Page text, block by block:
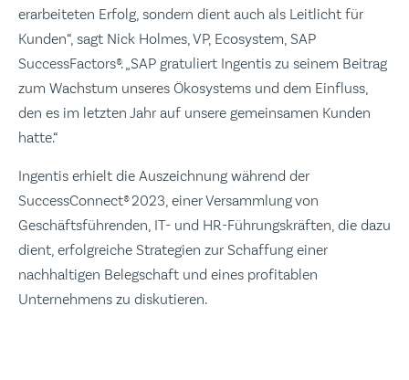
erarbeiteten Erfolg, sondern dient auch als Leitlicht für
Kunden“, sagt Nick Holmes, VP, Ecosystem, SAP
SuccessFactors®. „SAP gratuliert Ingentis zu seinem Beitrag
zum Wachstum unseres Ökosystems und dem Einfluss,
den es im letzten Jahr auf unsere gemeinsamen Kunden
hatte.“
Ingentis erhielt die Auszeichnung während der
SuccessConnect® 2023, einer Versammlung von
Geschäftsführenden, IT- und HR-Führungskräften, die dazu
dient, erfolgreiche Strategien zur Schaffung einer
nachhaltigen Belegschaft und eines profitablen
Unternehmens zu diskutieren.